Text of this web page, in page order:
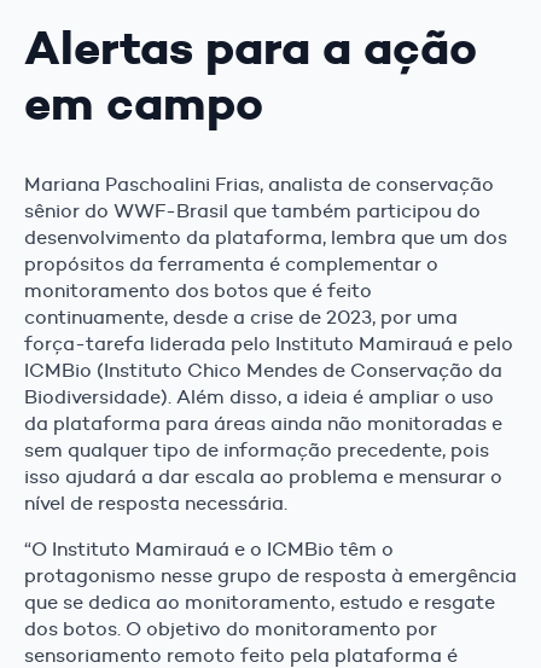
Alertas para a ação
em campo
Mariana Paschoalini Frias, analista de conservação
sênior do WWF-Brasil que também participou do
desenvolvimento da plataforma, lembra que um dos
propósitos da ferramenta é complementar o
monitoramento dos botos que é feito
continuamente, desde a crise de 2023, por uma
força-tarefa liderada pelo Instituto Mamirauá e pelo
ICMBio (Instituto Chico Mendes de Conservação da
Biodiversidade). Além disso, a ideia é ampliar o uso
da plataforma para áreas ainda não monitoradas e
sem qualquer tipo de informação precedente, pois
isso ajudará a dar escala ao problema e mensurar o
nível de resposta necessária.
“O Instituto Mamirauá e o ICMBio têm o
protagonismo nesse grupo de resposta à emergência
que se dedica ao monitoramento, estudo e resgate
dos botos. O objetivo do monitoramento por
sensoriamento remoto feito pela plataforma é